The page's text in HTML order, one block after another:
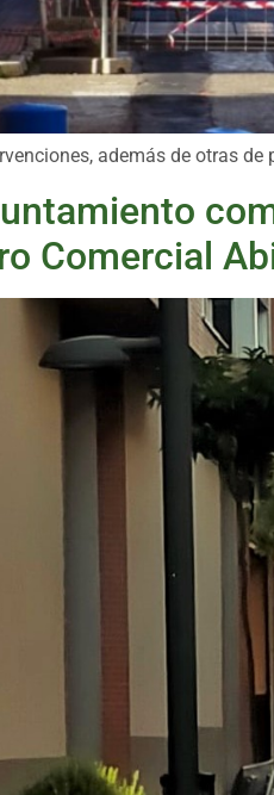
además de otras
Comercial